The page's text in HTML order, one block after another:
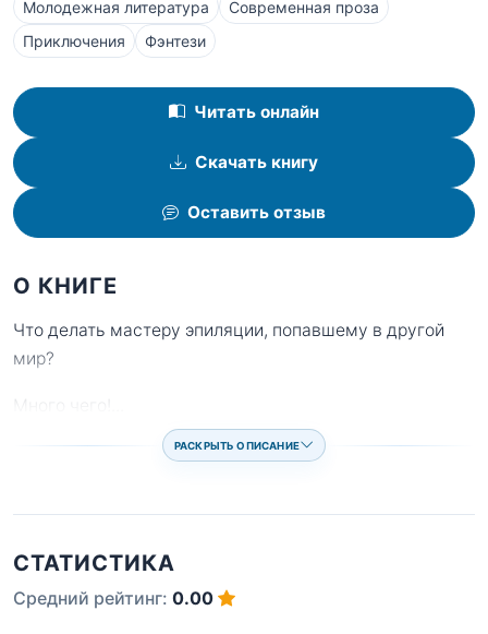
Молодежная литература
Современная проза
Приключения
Фэнтези
Читать онлайн
Скачать книгу
Оставить отзыв
О КНИГЕ
Что делать мастеру эпиляции, попавшему в другой
мир?
РАСКРЫТЬ ОПИСАНИЕ
СТАТИСТИКА
Средний рейтинг: 0.00